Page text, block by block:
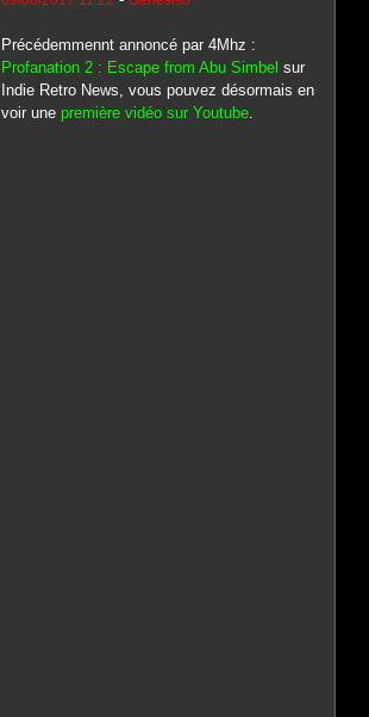
Précédemmennt annoncé par 4Mhz :
Profanation 2 : Escape from Abu Simbel sur
Indie Retro News, vous pouvez désormais en
voir une première vidéo sur Youtube.